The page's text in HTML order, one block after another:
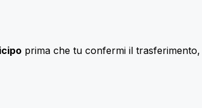
prima che tu confermi il